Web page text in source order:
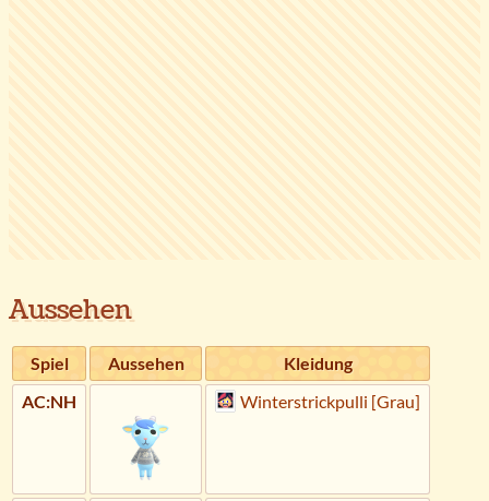
Aussehen
Spiel Aussehen
Kleidung
AC:NH
Winterstrickpulli [Grau]